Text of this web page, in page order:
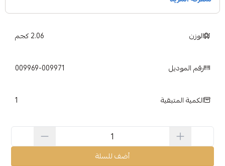
الوزن 2.06 كجم
رقم الموديل 009969-009971
الكمية المتبقية 1
أضف للسلة